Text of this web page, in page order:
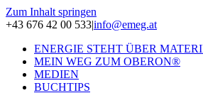
Zum Inhalt springen
+43 676 42 00 533|info@emeg.at
ENERGIE STEHT ÜBER
MEIN WEG ZUM OBERON®
MEDIEN
BUCHTIPS